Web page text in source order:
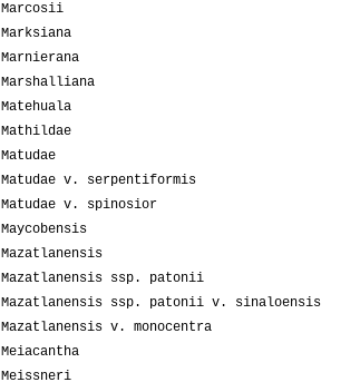
Marcosii
Marksiana
Marnierana
Marshalliana
Matehuala
Mathildae
Matudae
Matudae v. serpentiformis
Matudae v. spinosior
Maycobensis
Mazatlanensis
Mazatlanensis ssp. patonii
Mazatlanensis ssp. patonii v. sinaloensis
Mazatlanensis v. monocentra
Meiacantha
Meissneri